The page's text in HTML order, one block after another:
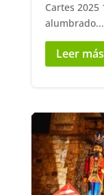
Cartes
alumbrado...
Leer más